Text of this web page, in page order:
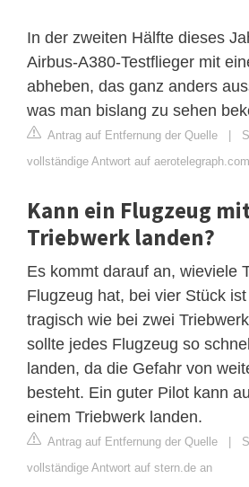
In der zweiten Hälfte dieses
Airbus-A380-Testflieger mit
abheben, das ganz anders
was man bislang zu sehen
Antrag auf Entfernung der Quelle
vollständige Antwort auf
Kann ein Flugzeug
Triebwerk landen?
Es kommt darauf an, wieviele
Flugzeug hat, bei vier Stück
tragisch wie bei zwei
sollte jedes Flugzeug so
landen, da die Gefahr von
besteht. Ein guter Pilot kann
einem Triebwerk landen.
Antrag auf Entfernung der Quelle
vollständige Antwort auf stern.de an